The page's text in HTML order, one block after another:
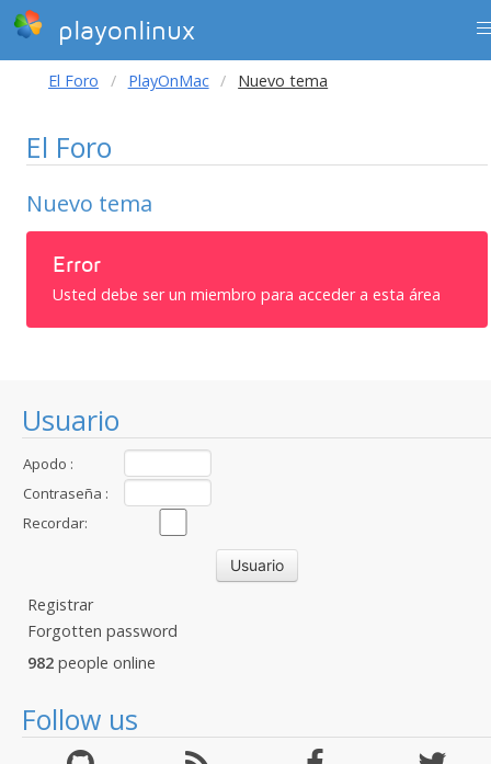
playonlinux
Usuario
Apodo :
Contraseña :
Recordar:
Registrar
Forgotten password
982 people online
Follow us
El Foro PlayOnMac Nuevo tema
El Foro
Nuevo tema
Error
Usted debe ser un miembro para acceder a esta área